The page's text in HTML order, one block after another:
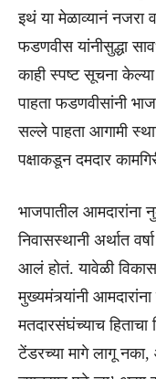
इथं या मेळाव्यानं
फडणवीस यांनीसुद्धा
काही स्पष्ट सूचना
पाहता फडणवीसांनी
सल्ले पाहता आगामी
पक्षाकडून दमदार
भाजपातील आमदारांना
निवासस्थानी अर्थात
आलं होतं. यावेळी
मुख्यमंत्र्यांनी
मतदारसंघंच्याच
टेंडरच्या मागे लागू